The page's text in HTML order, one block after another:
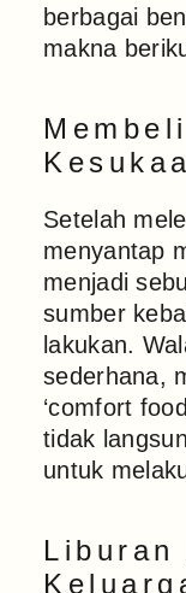
berbagai
makna
Setelah
menyantap
menjadi
sumber
lakukan.
sederhana,
‘comfort
tidak
untuk
Liburan